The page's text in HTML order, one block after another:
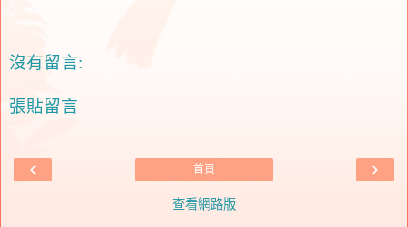
沒有留言:
張貼留言
‹ ›
首頁
查看網路版